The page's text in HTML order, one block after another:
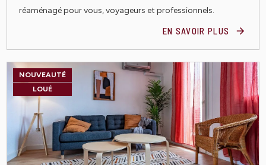
réaménagé pour vous, voyageurs et professionnels.
EN SAVOIR PLUS
NOUVEAUTÉ
LOUÉ